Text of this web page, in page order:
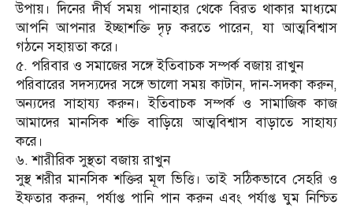
উপায়। দিনের দীর্ঘ সময় পানাহার থেকে বিরত থাকার মাধ্যমে
আপনি আপনার ইচ্ছাশক্তি দৃঢ় করতে পারেন, যা আত্মবিশ্বাস
গঠনে সহায়তা করে।
৫. পরিবার ও সমাজের সঙ্গে ইতিবাচক সম্পর্ক বজায় রাখুন
পরিবারের সদস্যদের সঙ্গে ভালো সময় কাটান, দান-সদকা করুন,
অন্যদের সাহায্য করুন। ইতিবাচক সম্পর্ক ও সামাজিক কাজ
আমাদের মানসিক শক্তি বাড়িয়ে আত্মবিশ্বাস বাড়াতে সাহায্য
করে।
৬. শারীরিক সুস্থতা বজায় রাখুন
সুস্থ শরীর মানসিক শক্তির মূল ভিত্তি। তাই সঠিকভাবে সেহরি ও
ইফতার করুন, পর্যাপ্ত পানি পান করুন এবং পর্যাপ্ত ঘুম নিশ্চিত